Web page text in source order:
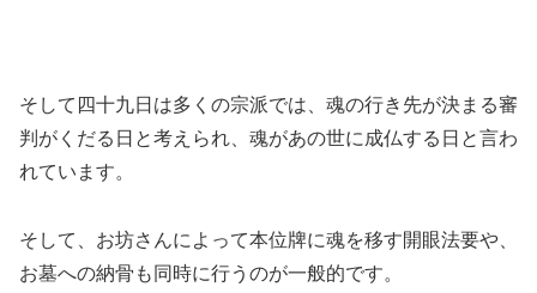
そして四十九日は多くの宗派では、魂の行き先が決まる審
判がくだる日と考えられ、魂があの世に成仏する日と言わ
れています。
そして、お坊さんによって本位牌に魂を移す開眼法要や、
お墓への納骨も同時に行うのが一般的です。